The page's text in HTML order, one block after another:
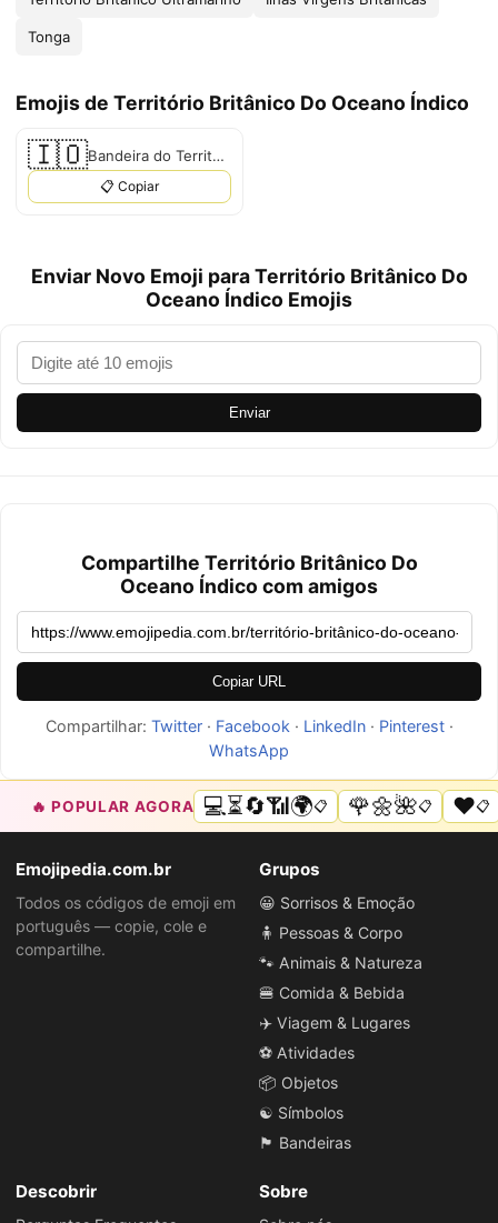
Tonga
Emojis de Território Britânico Do Oceano Índico
🇮🇴 Bandeira do Território Britânico do Oceano Índico
📋 Copiar
Enviar Novo Emoji para Território Britânico Do
Oceano Índico Emojis
Enviar
Compartilhe Território Britânico Do
Oceano Índico com amigos
Copiar URL
Compartilhar: Twitter· Facebook · LinkedIn· Pinterest·
WhatsApp
🔥 POPULAR AGORA 💻⏳🔄📶🌍📋 🌹🌼🌺📋 ❤️📋
Emojipedia.com.br
Todos os códigos de emoji em
português — copie, cole e
compartilhe.
Grupos
😀 Sorrisos & Emoção
🧍 Pessoas & Corpo
🐾 Animais & Natureza
🍔 Comida & Bebida
✈️ Viagem & Lugares
⚽ Atividades
📦 Objetos
☯️ Símbolos
🏴 Bandeiras
Descobrir Sobre